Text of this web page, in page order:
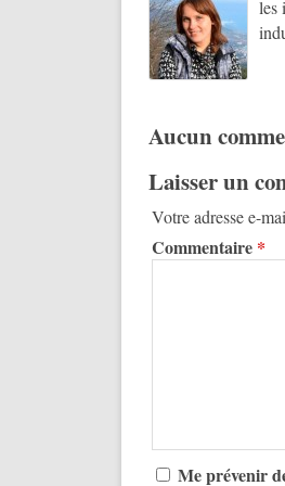
les
Aucun
Laisser un
Votre adresse e-
Commentaire *
Me prévenir